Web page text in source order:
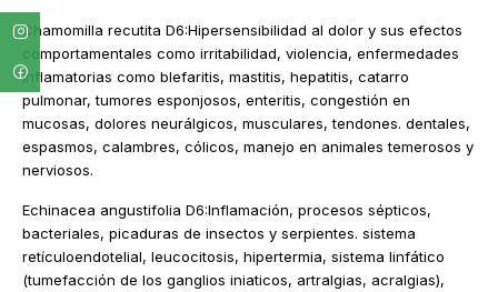
Chamomilla recutita D6:Hipersensibilidad al dolor y sus efectos
comportamentales como irritabilidad, violencia, enfermedades
inflamatorias como blefaritis, mastitis, hepatitis, catarro
pulmonar, tumores esponjosos, enteritis, congestión en
mucosas, dolores neurálgicos, musculares, tendones. dentales,
espasmos, calambres, cólicos, manejo en animales temerosos y
nerviosos.
Echinacea angustifolia D6:Inflamación, procesos sépticos,
bacteriales, picaduras de insectos y serpientes. sistema
retículoendotelial, leucocitosis, hipertermia, sistema linfático
(tumefacción de los ganglios iniaticos, artralgias, acralgias),